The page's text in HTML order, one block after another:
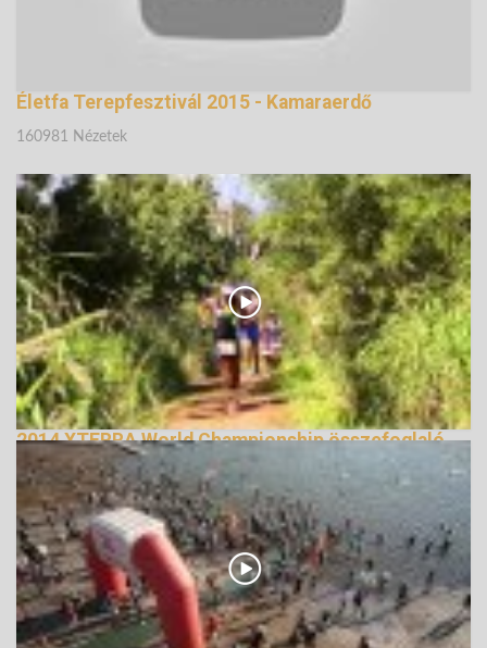
Életfa Terepfesztivál 2015 - Kamaraerdő
160981 Nézetek
2014 XTERRA World Championship összefoglaló
159228 Nézetek